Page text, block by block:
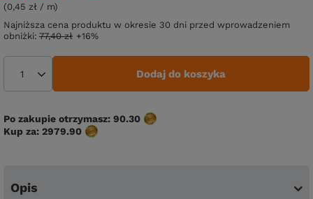
(0,45 zł / m)
Najniższa cena produktu w okresie 30 dni przed wprowadzeniem
obniżki: 77,40 zł +16%
Dodaj do koszyka
Po zakupie otrzymasz: 90.30
Kup za: 2979.90
Opis